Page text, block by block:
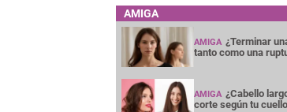
AMIGA
AMIGA ¿Terminar
tanto como una
AMIGA ¿Cabello
corte según tu cuello